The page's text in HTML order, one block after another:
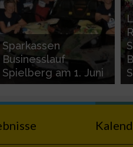
Sparkassen
Businesslauf
Spielberg am 1. Juni